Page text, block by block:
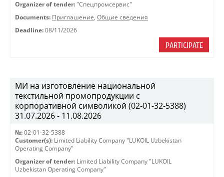
Organizer of tender: "Спецпромсервис"
Documents: Приглашение, Общие сведения
Deadline: 08/11/2026
PARTICIPATE
МИ на изготовление национальной
текстильной промопродукции с
корпоративной символикой (02-01-32-5388)
31.07.2026 - 11.08.2026
№: 02-01-32-5388
Customer(s): Limited Liability Company "LUKOIL Uzbekistan
Operating Company"
Organizer of tender: Limited Liability Company "LUKOIL
Uzbekistan Operating Company"